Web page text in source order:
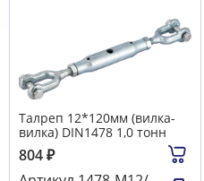
Талреп 12*120мм (вилка-
вилка) DIN1478 1,0 тонн
804₽